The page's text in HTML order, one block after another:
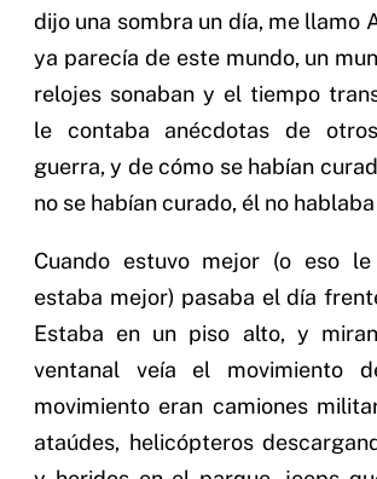
dijo una sombra un día, me llamo
ya parecía de este mundo, un
relojes sonaban y el tiempo
le contaba anécdotas de
guerra, y de cómo se habían
no se habían curado, él no
Cuando estuvo mejor (o eso
estaba mejor) pasaba el día
Estaba en un piso alto, y
ventanal veía el movimiento
movimiento eran camiones
ataúdes, helicópteros